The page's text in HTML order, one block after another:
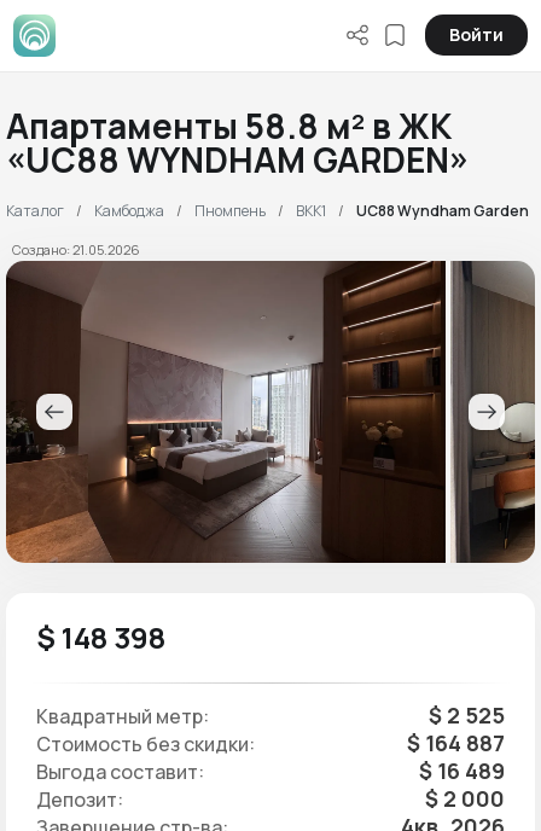
Войти
Апартаменты 58.8 м² в ЖК
«UC88 WYNDHAM GARDEN»
Каталог Камбоджа Пномпень BKK1 UC88 Wyndham Garden
Создано: 21.05.2026
$ 148 398
Квадратный метр: $ 2 525
Стоимость без скидки: $ 164 887
Выгода составит: $ 16 489
Депозит: $ 2 000